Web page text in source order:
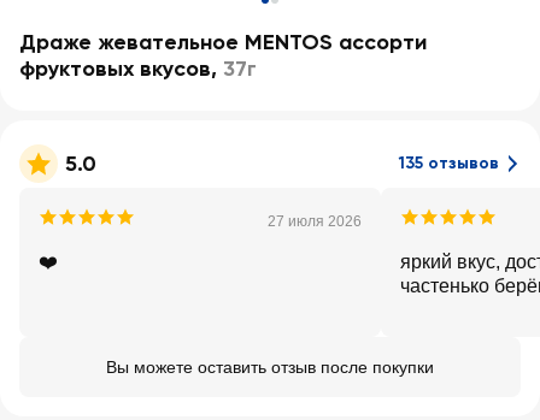
Драже жевательное MENTOS ассорти
фруктовых вкусов, 37г
5.0 135 отзывов
27 июля 2026
❤️
яркий вкус,
частенько
Вы можете оставить отзыв после покупки